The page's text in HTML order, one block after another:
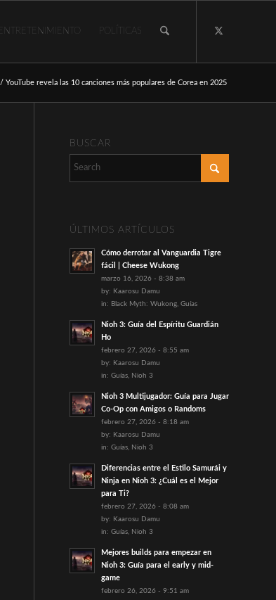
ENTRETENIMIENTO POLÍTICAS
/ YouTube revela las 10 canciones más populares de Corea en 2025
BUSCAR
ÚLTIMOS ARTÍCULOS
Cómo derrotar al Vanguardia Tigre
fácil | Cheese Wukong
marzo 16, 2026 - 8:38 am
by: Kaarosu Damu
in: Black Myth: Wukong, Guías
Nioh 3: Guía del Espíritu Guardián
Ho
febrero 27, 2026 - 8:55 am
by: Kaarosu Damu
in: Guías, Nioh 3
Nioh 3 Multijugador: Guía para Jugar
Co-Op con Amigos o Randoms
febrero 27, 2026 - 8:18 am
by: Kaarosu Damu
in: Guías, Nioh 3
Diferencias entre el Estilo Samurái y
Ninja en Nioh 3: ¿Cuál es el Mejor
para Ti?
febrero 27, 2026 - 8:08 am
by: Kaarosu Damu
in: Guías, Nioh 3
Mejores builds para empezar en
Nioh 3: Guía para el early y mid-
game
febrero 26, 2026 - 9:51 am